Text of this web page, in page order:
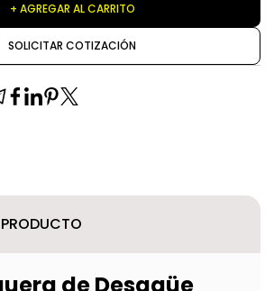
+ AGREGAR AL CARRITO
SOLICITAR COTIZACIÓN
PRODUCTO